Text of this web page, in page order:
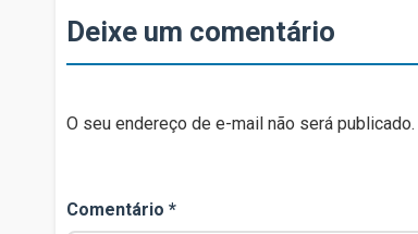
Deixe um comentário
O seu endereço de e-mail não será publicado.
Comentário *